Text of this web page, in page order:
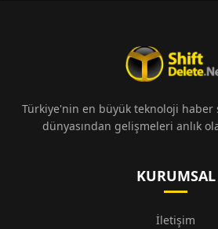
Türkiye'nin en büyük teknoloji haber
dünyasından gelişmeleri anlık
KURUMSAL
İletişim